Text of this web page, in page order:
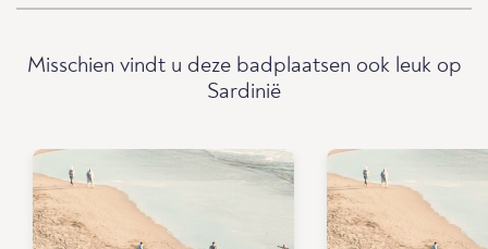
Misschien vindt u deze badplaatsen ook leuk op
Sardinië